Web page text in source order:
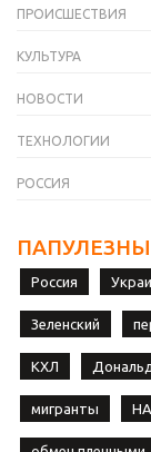
ПРОИСШЕСТВИЯ
КУЛЬТУРА
НОВОСТИ
ТЕХНОЛОГИИ
РОССИЯ
Россия
Зеленский
КХЛ
мигранты